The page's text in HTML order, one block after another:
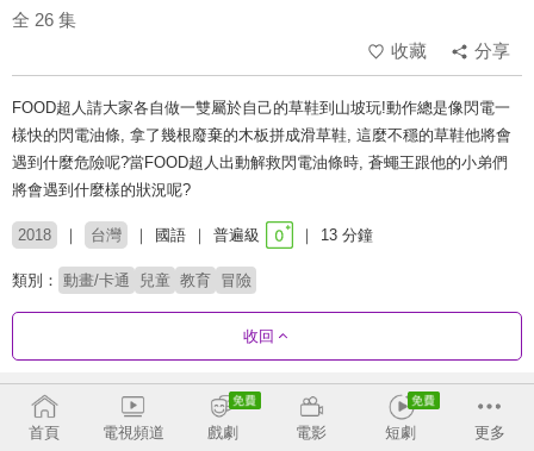
全 26 集
收藏
分享
FOOD超人請大家各自做一雙屬於自己的草鞋到山坡玩!動作總是像閃電一
樣快的閃電油條, 拿了幾根廢棄的木板拼成滑草鞋, 這麼不穩的草鞋他將會
遇到什麼危險呢?當FOOD超人出動解救閃電油條時, 蒼蠅王跟他的小弟們
將會遇到什麼樣的狀況呢?
2018 台灣 國語 普遍級 13 分鐘
類別： 動畫/卡通 兒童 教育 冒險
收回
劇集列表 正序
首頁 電視頻道 戲劇 電影 短劇 更多